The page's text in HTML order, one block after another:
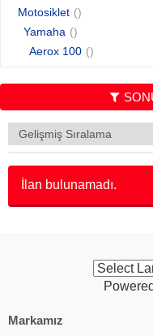
Motosiklet ()
Yamaha ()
Aerox 100 ()
İlan bulunamadı.
Markamız